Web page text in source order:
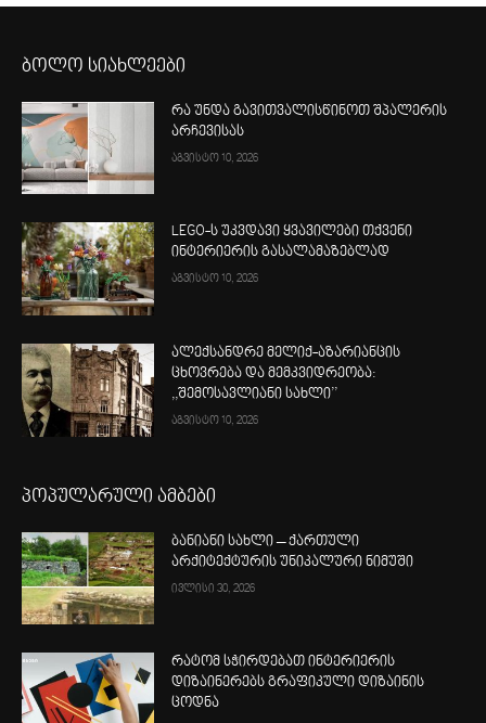
ბოლო სიახლეები
რა უნდა გავითვალისწინოთ შპალერის
არჩევისას
აგვისტო 10, 2026
LEGO-ს უკვდავი ყვავილები თქვენი
ინტერიერის გასალამაზებლად
აგვისტო 10, 2026
ალექსანდრე მელიქ-აზარიანცის
ცხოვრება და მემკვიდრეობა:
,,შემოსავლიანი სახლი’’
აგვისტო 10, 2026
პოპულარული ამბები
ბანიანი სახლი – ქართული
არქიტექტურის უნიკალური ნიმუში
ივლისი 30, 2026
რატომ სჭირდებათ ინტერიერის
დიზაინერებს გრაფიკული დიზაინის
ცოდნა